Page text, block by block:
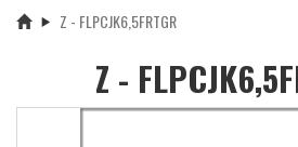
Z - FLPCJK6,5FRTGR
Z -